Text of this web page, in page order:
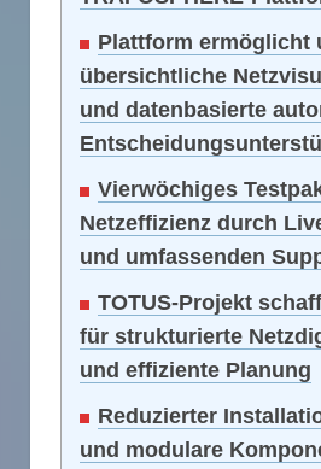
Plattform ermöglicht
übersichtliche
und datenbasierte
Vierwöchiges
Netzeffizienz durch
und umfassenden
TOTUS-Projekt
für strukturierte
und effiziente Planung
Reduzierter
und modulare